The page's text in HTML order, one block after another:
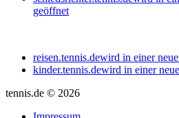
geöffnet
reisen.tennis.dewird in einer
kinder.tennis.dewird in einer
tennis.de © 2026